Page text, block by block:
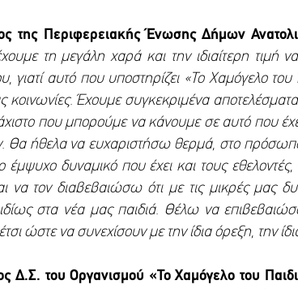
της Περιφερειακής Ένωσης Δήμων
τη μεγάλη χαρά και την ιδιαίτερη τιμή
γιατί αυτό που υποστηρίζει «Το Χαμόγελο
κοινωνίες. Έχουμε συγκεκριμένα
που μπορούμε να κάνουμε σε αυτό που
Θα ήθελα να ευχαριστήσω θερμά, στο
έμψυχο δυναμικό που έχει και τους
να τον διαβεβαιώσω ότι με τις μικρές μας
στα νέα μας παιδιά. Θέλω να
ώστε να συνεχίσουν με την ίδια όρεξη, την
Δ.Σ. του Οργανισμού «Το Χαμόγελο του